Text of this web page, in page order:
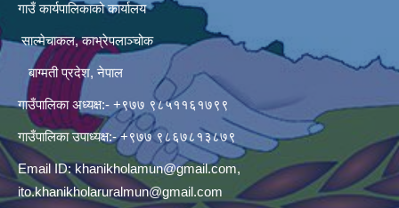
गाउँ कार्यपालिकाको कार्यालय
साल्मेचाकल, काभ्रेपलाञ्चोक
बाग्मती प्रदेश, नेपाल
गाउँपालिका अध्यक्ष:- +९७७ ९८५११६१७९९
गाउँपालिका उपाध्यक्ष:- +९७७ ९८६७८१३८७९
Email ID:khanikholamun@gmail.com,
ito.khanikholaruralmun@gmail.com